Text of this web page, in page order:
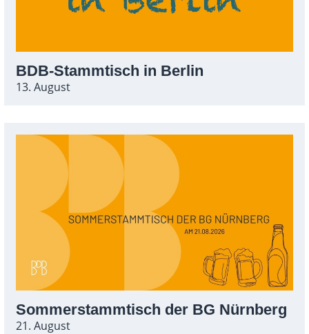
BDB-Stammtisch in Berlin
13. August
Sommerstammtisch der BG Nürnberg
21. August